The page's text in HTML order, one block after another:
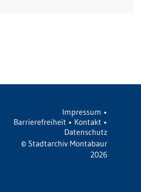
Impressum •
Barrierefreiheit • Kontakt •
Datenschutz
© Stadtarchiv Montabaur
2026